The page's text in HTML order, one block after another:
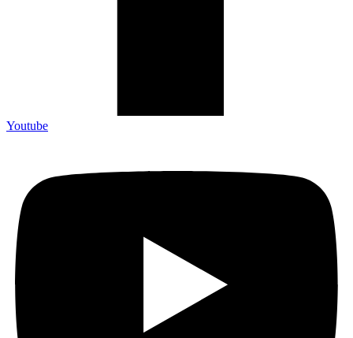
Youtube